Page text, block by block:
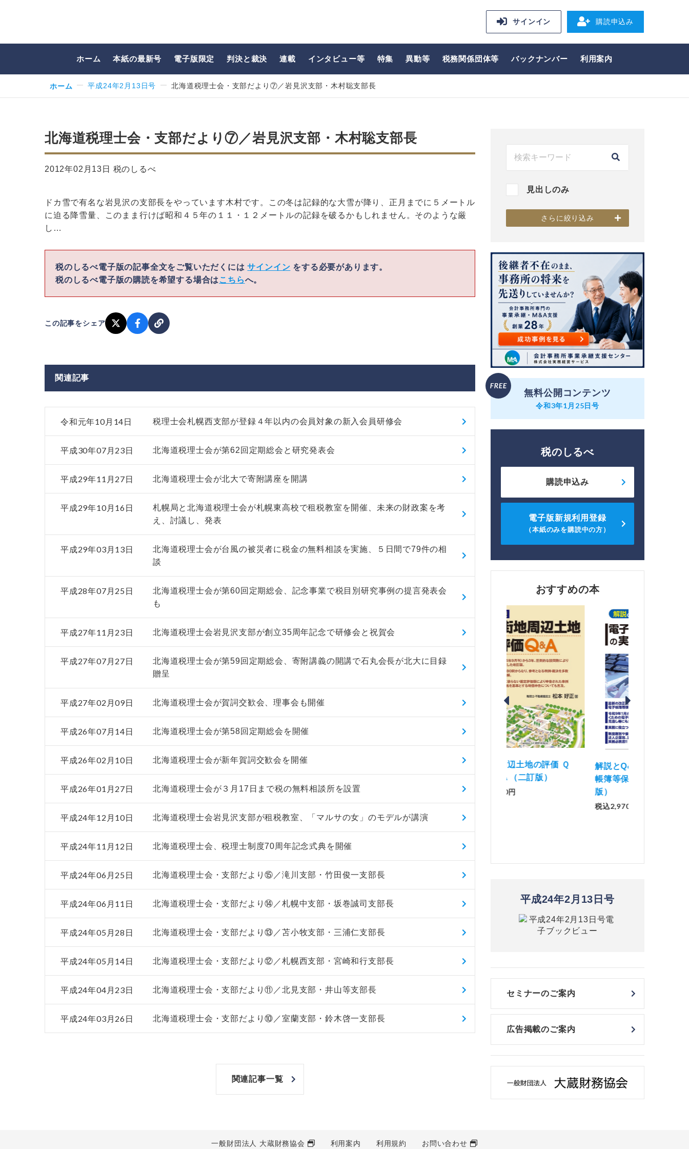
サインイン 購読申込み
ホーム 本紙の最新号 電子版限定 判決と裁決 連載 インタビュー等 特集 異動等 税務関係団体等 バックナンバー 利用案内
ホーム 平成24年2月13日号 北海道税理士会・支部だより⑦／岩見沢支部・木村聡支部長
北海道税理士会・支部だより⑦／岩見沢支部・木村聡支部長
2012年02月13日 税のしるべ
ドカ雪で有名な岩見沢の支部長をやっています木村です。この冬は記録的な大雪が降り、正月までに５メートル
に迫る降雪量、このまま行けば昭和４５年の１１・１２メートルの記録を破るかもしれません。そのような厳
し…
税のしるべ電子版の記事全文をご覧いただくにはサインイン をする必要があります。
税のしるべ電子版の購読を希望する場合は こちらへ。
この記事をシェア
関連記事
令和元年10月14日 税理士会札幌西支部が登録４年以内の会員対象の新入会員研修会
平成30年07月23日 北海道税理士会が第62回定期総会と研究発表会
平成29年11月27日 北海道税理士会が北大で寄附講座を開講
平成29年10月16日
札幌局と北海道税理士会が札幌東高校で租税教室を開催、未来の財政案を考
え、討議し、発表
平成29年03月13日
北海道税理士会が台風の被災者に税金の無料相談を実施、５日間で79件の相
談
平成28年07月25日
北海道税理士会が第60回定期総会、記念事業で税目別研究事例の提言発表会
も
平成27年11月23日 北海道税理士会岩見沢支部が創立35周年記念で研修会と祝賀会
平成27年07月27日
北海道税理士会が第59回定期総会、寄附講義の開講で石丸会長が北大に目録
贈呈
平成27年02月09日 北海道税理士会が賀詞交歓会、理事会も開催
平成26年07月14日 北海道税理士会が第58回定期総会を開催
平成26年02月10日 北海道税理士会が新年賀詞交歓会を開催
平成26年01月27日 北海道税理士会が３月17日まで税の無料相談所を設置
平成24年12月10日 北海道税理士会岩見沢支部が租税教室、「マルサの女」のモデルが講演
平成24年11月12日 北海道税理士会、税理士制度70周年記念式典を開催
平成24年06月25日 北海道税理士会・支部だより⑮／滝川支部・竹田俊一支部長
平成24年06月11日 北海道税理士会・支部だより⑭／札幌中支部・坂巻誠司支部長
平成24年05月28日 北海道税理士会・支部だより⑬／苫小牧支部・三浦仁支部長
平成24年05月14日 北海道税理士会・支部だより⑫／札幌西支部・宮崎和行支部長
平成24年04月23日 北海道税理士会・支部だより⑪／北見支部・井山等支部長
平成24年03月26日 北海道税理士会・支部だより⑩／室蘭支部・鈴木啓一支部長
関連記事一覧
見出しのみ
さらに絞り込み
無料公開コンテンツ
令和3年1月25日号
税のしるべ
購読申込み
電子版新規利用登録
（本紙のみを購読中の方）
おすすめの本
非上場株式の評価の仕方と記載
例（令和8年版）
税込4,950円
市街地周辺土地の評価 Ｑ
&amp;Ａ（二訂版）
解説とQ&amp;Aでわかる 電子
帳簿等保存制度の実務（改訂
版）
「資産承継」
No.44）
平成24年2月13日号
セミナーのご案内
広告掲載のご案内
一般財団法人 大蔵財務協会 利用案内 利用規約 お問い合わせ